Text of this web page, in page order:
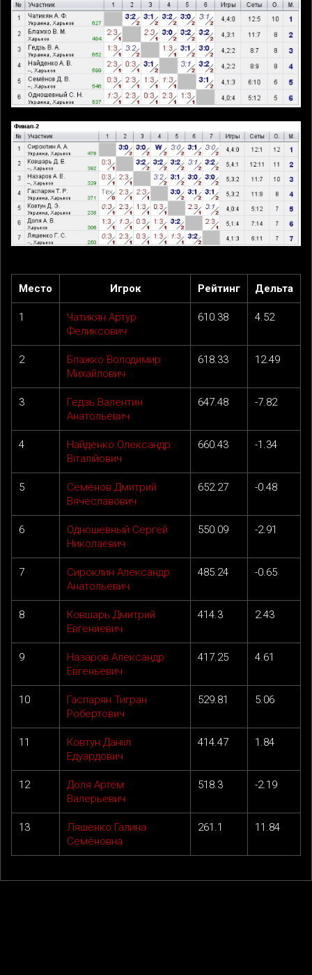
Место Игрок Рейтинг Дельта
1
Чатикян Артур
Феликсович
610.38 4.52
2
Блажко Володимир
Михайлович
618.33 12.49
3
Гедзь Валентин
Анатольевич
647.48 -7.82
4
Найденко Олександр
Віталійович
660.43 -1.34
5
Семёнов Дмитрий
Вячеславович
652.27 -0.48
6
Одношевный Сергей
Николаевич
550.09 -2.91
7
Сироклин Александр
Анатольевич
485.24 -0.65
8
Ковшарь Дмитрий
Евгениевич
414.3 2.43
9
Назаров Александр
Евгеньевич
417.25 4.61
10
Гаспарян Тигран
Робертович
529.81 5.06
11
Ковтун Данііл
Едуардович
414.47 1.84
12
Доля Артем
Валерьевич
518.3 -2.19
13
Ляшенко Галина
Семёновна
261.1 11.84